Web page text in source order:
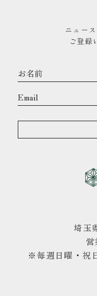
ニュー
ご登録
埼玉
※毎週日曜・祝